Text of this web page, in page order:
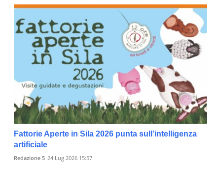
Fattorie Aperte in Sila 2026 punta sull’intelligenza
artificiale
Redazione 5 24 Lug 2026 15:57